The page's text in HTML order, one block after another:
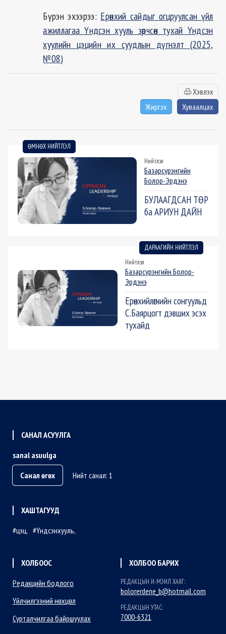
Бүрэн эхээрээ: Ерөнхий сайдыг огцруулсан үйл
ажиллагаа Үндсэн хууль зөрчсөн тухай Үндсэн
хуулийн цэцийн их суудлын дүгнэлт (2025,
№08)
Хэвлэх
Жиргэх
Хуваалцах
ӨМНӨХ НИЙТЛЭЛ
Нийтлэл
Базарсүрэнгийн
Болор-Эрдэнэ
БУЛААГДСАН ТӨР
ба АРИУН ДАЙН
ДАРААГИЙН НИЙТЛЭЛ
Нийтлэл
Базарсүрэнгийн Болор-
Эрдэнэ
Ерөнхийлөгчийн сонгуульд
С.Баярцогт дэвших эсэх
тухайд
САНАЛ АСУУЛГА
sanal asuulga
Санал өгөх
Нийт санал: 1
ХАШТАГУУД
цэц
Үндсэнхууль
ХОЛБООС
Редакцийн бодлого
Үйлчилгээний нөхцөл
Сурталчилгаа байршуулах
ХОЛБОО БАРИХ
РЕДАКЦЫН И-МЭИЛ ХАЯГ:
bolorerdene_b@hotmail.com
РЕДАКЦЫН УТАС:
7000-6321